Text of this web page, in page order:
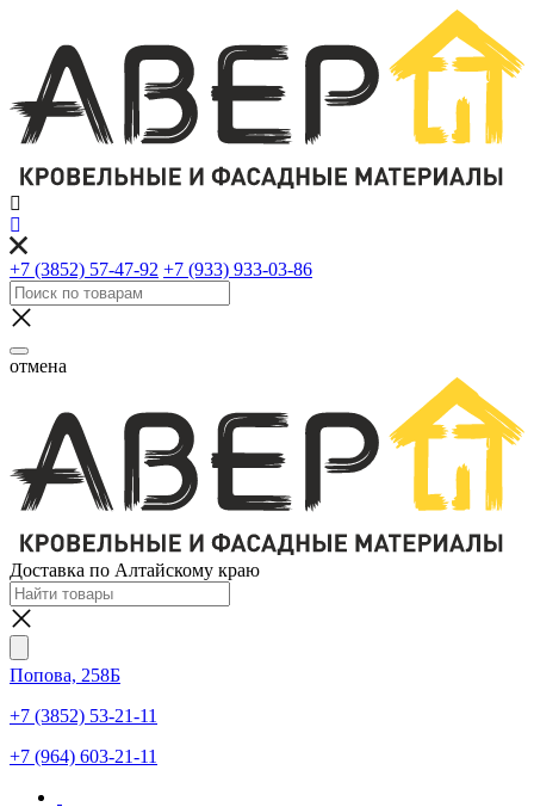
+7 (3852) 57-47-92 +7 (933) 933-03-86
отмена
Доставка по Алтайскому краю
Попова, 258Б
+7 (3852) 53-21-11
+7 (964) 603-21-11